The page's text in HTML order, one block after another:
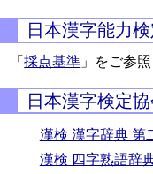
日本漢字能力
「採点基準 」をご参
日本漢字検定
漢検 漢字辞典 第
漢検 四字熟語辞